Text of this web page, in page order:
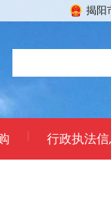
揭阳
| 行政执法